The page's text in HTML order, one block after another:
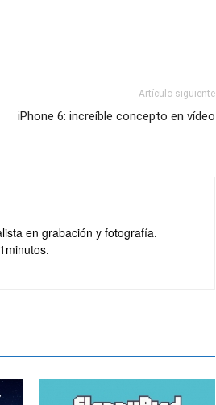
Artículo siguiente
iPhone 6: increíble concepto en vídeo
en grabación y fotografía.